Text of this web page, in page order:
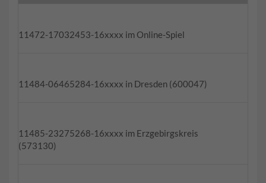
11472-17032453-16xxxx im Online-Spiel
11484-06465284-16xxxx in Dresden (600047)
11485-23275268-16xxxx im Erzgebirgskreis
(573130)